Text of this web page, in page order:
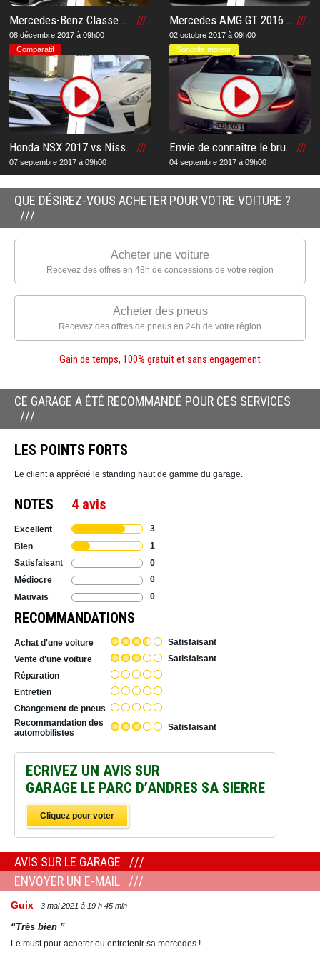
Mercedes-Benz Classe S 500 4 Matic 2017 vs Audi A8 3.0 TDI Quattro Tiptronic 2017 : Notre comparatif et notre avis après notre essai sur la meilleure voiture
08 décembre 2017 à 09h00
Mercedes AMG GT 2016 vs Jaguar F-Type 2016 : Notre comparatif et notre avis après notre essai sur la meilleure voiture
02 octobre 2017 à 09h00
Comparatif
Honda NSX 2017 vs Nissan GTR 2017 : Notre comparatif et notre avis après notre essai sur la meilleure supercar japonaise
07 septembre 2017 à 09h00
Sonorité moteur
Envie de connaître le bruit et la sonorité à l’accélération d’une Mercedes SLS AMG ?
04 septembre 2017 à 09h00
QUE DÉSIREZ-VOUS ACHETER POUR VOTRE VOITURE ?
Acheter une voiture
Recevez des offres en 48h de concessions de votre région
Acheter des pneus
Recevez des offres de pneus en 24h de votre région
Gain de temps, 100% gratuit et sans engagement
CE GARAGE A ÉTÉ RECOMMANDÉ POUR CES SERVICES
LES POINTS FORTS
Le client a apprécié le standing haut de gamme du garage.
NOTES 4 avis
Excellent
3
Bien
1
Satisfaisant
0
Médiocre
0
Mauvais
0
RECOMMANDATIONS
Achat d'une voiture
Satisfaisant
Vente d'une voiture
Satisfaisant
Réparation
Entretien
Changement de pneus
Recommandation des
automobilistes
Satisfaisant
ECRIVEZ UN AVIS SUR
GARAGE LE PARC D’ANDRES SA SIERRE
Cliquez pour voter
AVIS SUR LE GARAGE
ENVOYER UN E-MAIL
Guix 3 mai 2021 à 19 h 45 min
“Très bien ”
Le must pour acheter ou entretenir sa mercedes !